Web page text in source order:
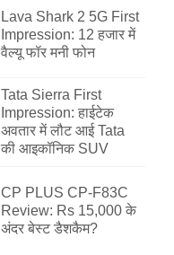
Lava Shark 2 5G First
Impression: 12 हजार में
वैल्यू फॉर मनी फोन
Tata Sierra First
Impression: हाईटेक
अवतार में लौट आई Tata
की आइकॉनिक SUV
CP PLUS CP-F83C
Review: Rs 15,000 के
अंदर बेस्ट डैशकैम?